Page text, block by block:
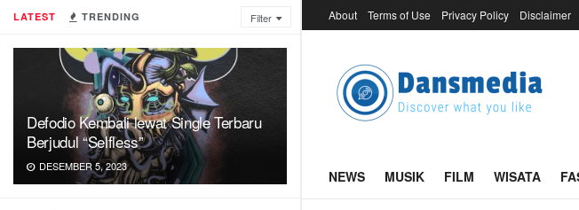
LATEST TRENDING Filter
Defodio Kembali lewat Single Terbaru
Berjudul “Selfless”
DESEMBER 5, 2023
About Terms of Use Privacy Policy Disclaimer
NEWS MUSIK FILM WISATA